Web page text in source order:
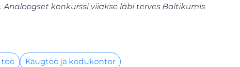
konkurssi viiakse läbi terves Baltikumis
töö
Kaugtöö ja kodukontor